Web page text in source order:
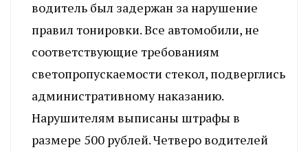
водитель был задержан за нарушение
правил тонировки. Все автомобили, не
соответствующие требованиям
светопропускаемости стекол, подверглись
административному наказанию.
Нарушителям выписаны штрафы в
размере 500 рублей. Четверо водителей